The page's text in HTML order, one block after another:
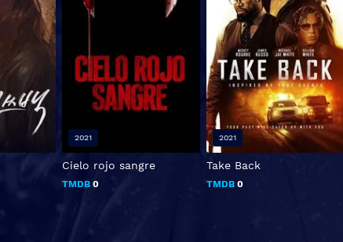
Cielo rojo sangre
TMDB0
2021
Take Back
TMDB0
2021